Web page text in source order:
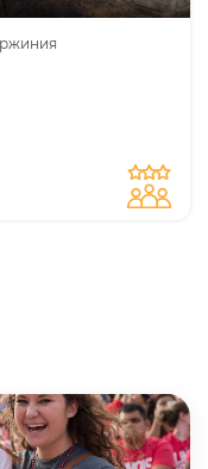
доступны
до £20,000!